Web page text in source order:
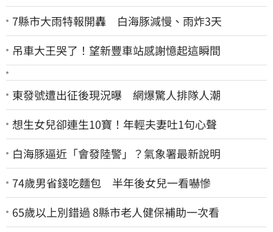
7縣市大雨特報開轟 白海豚減慢、雨炸3天
吊車大王哭了！望新豐車站感謝憶起這瞬間
東發號遭出征後現況曝 網爆驚人排隊人潮
想生女兒卻連生10寶！年輕夫妻吐1句心聲
白海豚逼近「會發陸警」？氣象署最新說明
74歲男省錢吃麵包 半年後女兒一看嚇慘
65歲以上別錯過 8縣市老人健保補助一次看